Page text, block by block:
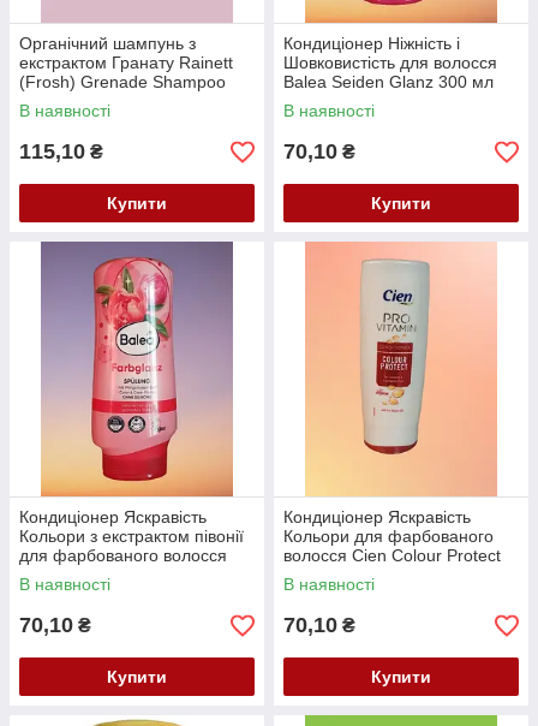
Органічний шампунь з
екстрактом Гранату Rainett
(Frosh) Grenade Shampoo
300 мл
В наявності
115,10 ₴
Купити
Кондиціонер Ніжність і
Шовковистість для волосся
Balea Seiden Glanz 300 мл
В наявності
70,10 ₴
Купити
Кондиціонер Яскравість
Кольори з екстрактом півонії
для фарбованого волосся
Balea Farbglanz spulung 300
мл
В наявності
70,10 ₴
Купити
Кондиціонер Яскравість
Кольори для фарбованого
волосся Cien Colour Protect
spulung 300 мл
В наявності
70,10 ₴
Купити